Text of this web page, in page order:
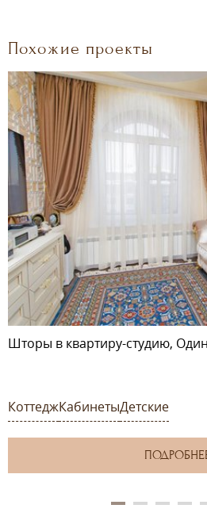
Похожие проекты
Шторы в квартиру-студию,
КоттеджКабинетыДетские